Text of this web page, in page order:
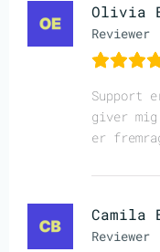
Olivia
Reviewer
Support
giver
er
Camila
Reviewer